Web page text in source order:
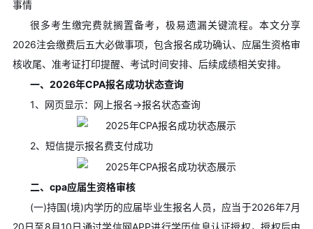
很多考生缴完费就搁置备考，极易遗漏关键流程。本文分享
2026注会缴费后五大必做事项，包含报名成功确认、应届生资格审
核收尾、准考证打印提醒、考试时间安排、后续成绩相关安排。
一、2026年CPA报名成功状态查询
1、网页显示：网上报名→报名状态查询
2、短信提示报名费支付成功
二、cpa应届生资格审核
(一)持国(境)内学历的应届毕业生报名人员，应当于2026年7月
20日至8月10日通过学信网APP进行学历信息认证授权，授权后由